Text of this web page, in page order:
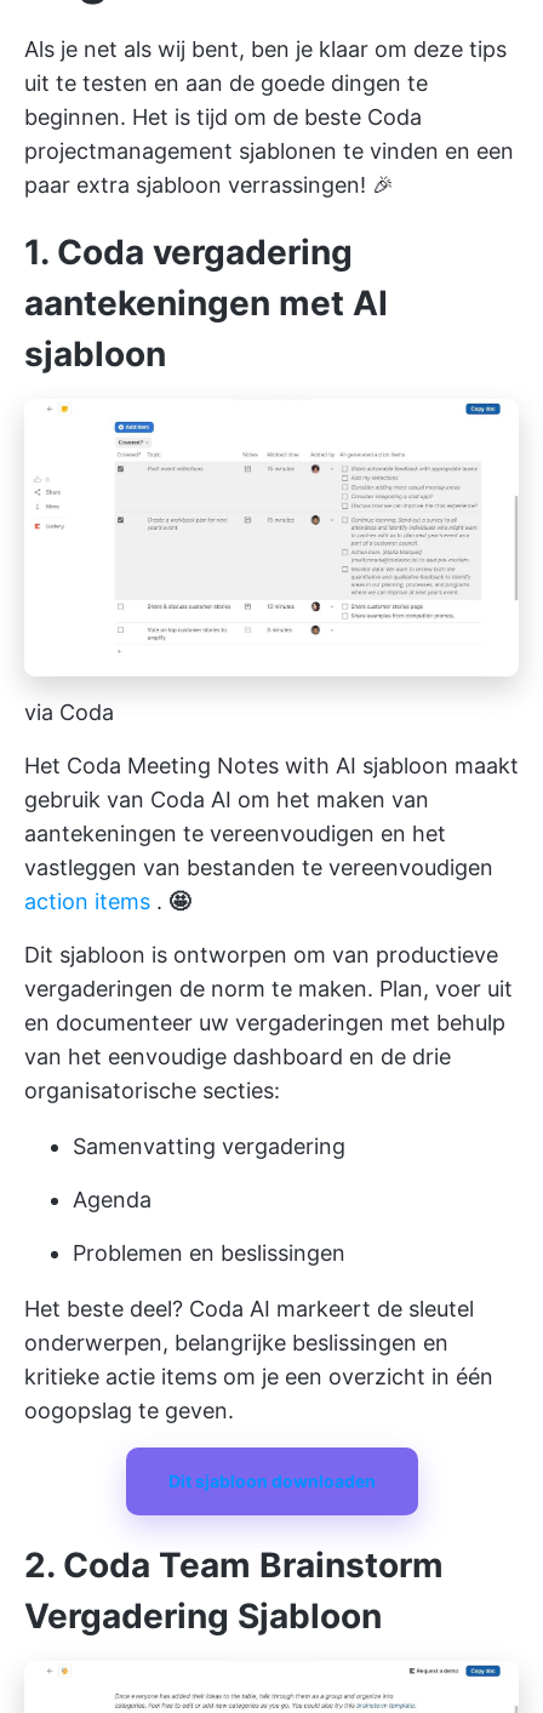
Als je net als wij bent, ben je klaar om deze tips
uit te testen en aan de goede dingen te
beginnen. Het is tijd om de beste Coda
projectmanagement sjablonen te vinden en een
paar extra sjabloon verrassingen! 🎉
1. Coda vergadering
aantekeningen met AI
sjabloon
via Coda
Het Coda Meeting Notes with AI sjabloon maakt
gebruik van Coda AI om het maken van
aantekeningen te vereenvoudigen en het
vastleggen van bestanden te vereenvoudigen
action items . 🤩
Dit sjabloon is ontworpen om van productieve
vergaderingen de norm te maken. Plan, voer uit
en documenteer uw vergaderingen met behulp
van het eenvoudige dashboard en de drie
organisatorische secties:
Samenvatting vergadering
Agenda
Problemen en beslissingen
Het beste deel? Coda AI markeert de sleutel
onderwerpen, belangrijke beslissingen en
kritieke actie items om je een overzicht in één
oogopslag te geven.
Dit sjabloon downloaden
2. Coda Team Brainstorm
Vergadering Sjabloon